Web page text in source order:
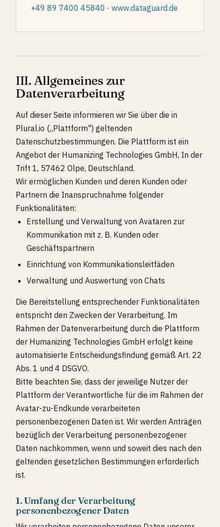
+49 89 7400 45840 · www.dataguard.de
III. Allgemeines zur
Datenverarbeitung
Auf dieser Seite informieren wir Sie über die in
Plural.io („Plattform") geltenden
Datenschutzbestimmungen. Die Plattform ist ein
Angebot der Humanizing Technologies GmbH, In der
Trift 1, 57462 Olpe, Deutschland.
Wir ermöglichen Kunden und deren Kunden oder
Partnern die Inanspruchnahme folgender
Funktionalitäten:
Erstellung und Verwaltung von Avataren zur
Kommunikation mit z. B. Kunden oder
Geschäftspartnern
Einrichtung von Kommunikationsleitfäden
Verwaltung und Auswertung von Chats
Die Bereitstellung entsprechender Funktionalitäten
entspricht den Zwecken der Verarbeitung. Im
Rahmen der Datenverarbeitung durch die Plattform
der Humanizing Technologies GmbH erfolgt keine
automatisierte Entscheidungsfindung gemäß Art. 22
Abs. 1 und 4 DSGVO.
Bitte beachten Sie, dass der jeweilige Nutzer der
Plattform der Verantwortliche für die im Rahmen der
Avatar-zu-Endkunde verarbeiteten
personenbezogenen Daten ist. Wir werden Anträgen
bezüglich der Verarbeitung personenbezogener
Daten nachkommen, wenn und soweit dies nach den
geltenden gesetzlichen Bestimmungen erforderlich
ist.
1. Umfang der Verarbeitung
personenbezogener Daten